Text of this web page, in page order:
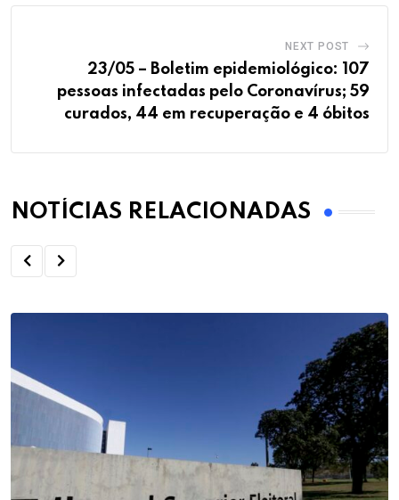
NEXT POST
23/05 – Boletim epidemiológico: 107
pessoas infectadas pelo Coronavírus; 59
curados, 44 em recuperação e 4 óbitos
NOTÍCIAS RELACIONADAS